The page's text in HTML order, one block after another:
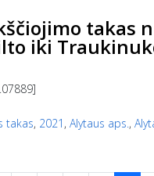
takas
iki
takas, 2021 , Alytaus aps.,